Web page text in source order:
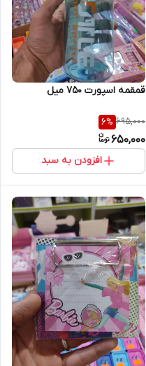
قمقمه اسپورت 750 میل
695,000
6%
650,000
افزودن به سبد